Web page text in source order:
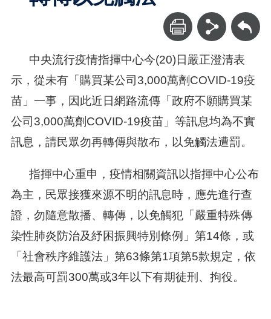
回上一頁
中央流行疫情指揮中心今(20)日嚴正澄清表
示，從未有「購買某公司3,000萬劑COVID-19疫
苗」一事，因此近日網路流傳「政府不願購買某
公司3,000萬劑COVID-19疫苗」等訊息均為不實
訊息，請民眾勿再轉傳與散布，以免觸法遭罰。
指揮中心重申，疫情相關資訊以指揮中心公布
為主，民眾接獲來源不明的訊息時，應先進行查
證，勿隨意散播、轉傳，以免觸犯「嚴重特殊傳
染性肺炎防治及紓困振興特別條例」第14條，或
「社會秩序維護法」第63條第1項第5款規定，依
法最高可罰300萬或3年以下有期徒刑、拘役。